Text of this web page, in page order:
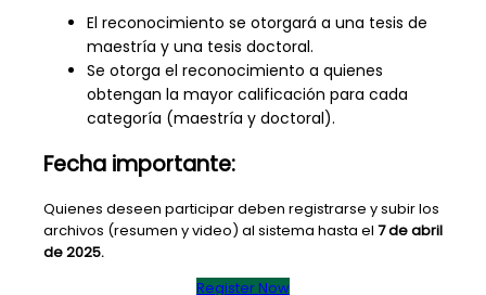
El reconocimiento se otorgará a una tesis de
maestría y una tesis doctoral.
Se otorga el reconocimiento a quienes
obtengan la mayor calificación para cada
categoría (maestría y doctoral).
Fecha importante:
Quienes deseen participar deben registrarse y subir los
archivos (resumen y video) al sistema hasta el 7 de abril
de 2025.
Register Now